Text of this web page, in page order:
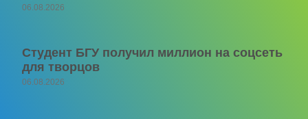
06.08.2026
Студент БГУ получил миллион на соцсеть
для творцов
06.08.2026